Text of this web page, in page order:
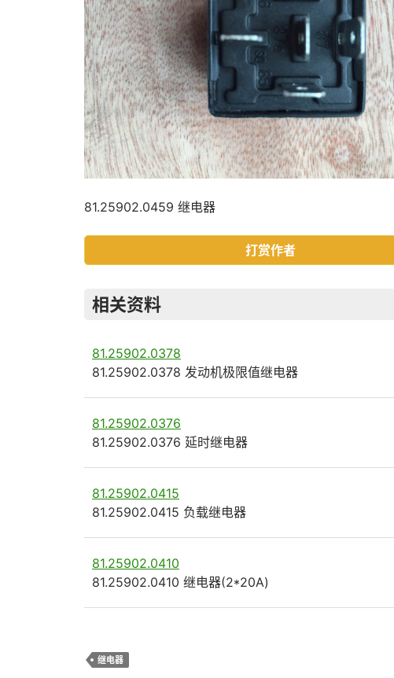
81.25902.0459 继电器
打赏作者
相关资料
81.25902.0378
81.25902.0378 发动机极限值继电器
81.25902.0376
81.25902.0376 延时继电器
81.25902.0415
81.25902.0415 负载继电器
81.25902.0410
81.25902.0410 继电器(2*20A)
继电器